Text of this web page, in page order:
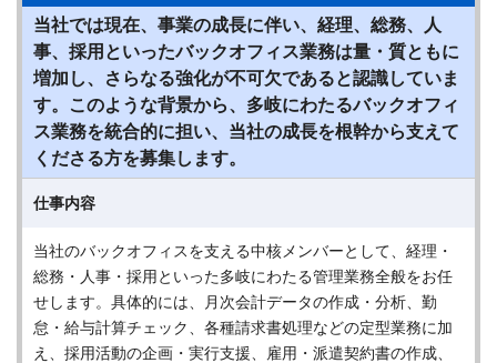
当社では現在、事業の成長に伴い、経理、総務、人
事、採用といったバックオフィス業務は量・質ともに
増加し、さらなる強化が不可欠であると認識していま
す。このような背景から、多岐にわたるバックオフィ
ス業務を統合的に担い、当社の成長を根幹から支えて
くださる方を募集します。
仕事内容
当社のバックオフィスを支える中核メンバーとして、経理・
総務・人事・採用といった多岐にわたる管理業務全般をお任
せします。具体的には、月次会計データの作成・分析、勤
怠・給与計算チェック、各種請求書処理などの定型業務に加
え、採用活動の企画・実行支援、雇用・派遣契約書の作成、